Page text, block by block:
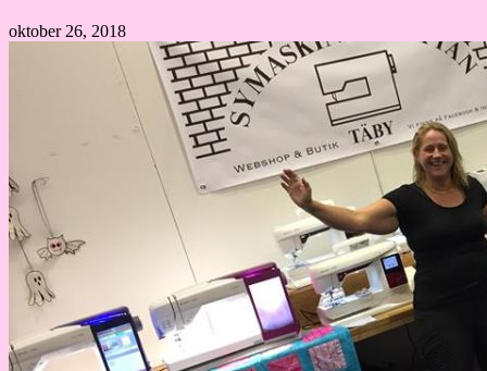
oktober 26, 2018